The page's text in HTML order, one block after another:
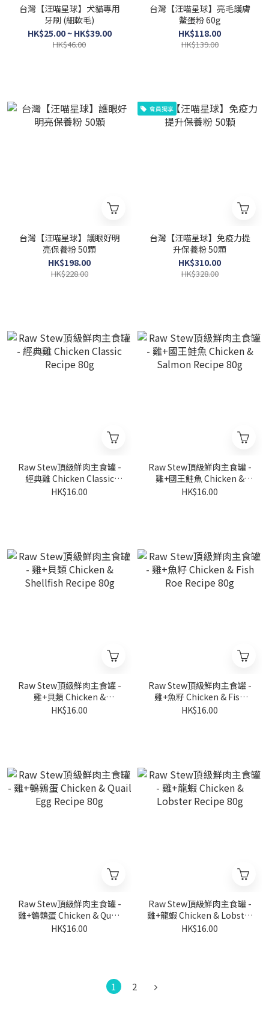
台灣【汪喵星球】犬貓專用
牙刷 (細軟毛)
HK$25.00 ~ HK$39.00
HK$46.00
台灣【汪喵星球】亮毛護膚
鱉蛋粉 60g
HK$118.00
HK$139.00
台灣【汪喵星球】護眼好明
亮保養粉 50顆
HK$198.00
HK$228.00
會員獨享
台灣【汪喵星球】免疫力提
升保養粉 50顆
HK$310.00
HK$328.00
Raw Stew頂級鮮肉主食罐 -
經典雞 Chicken Classic
Recipe 80g
HK$16.00
Raw Stew頂級鮮肉主食罐 -
雞+國王鮭魚 Chicken &
Salmon Recipe 80g
HK$16.00
Raw Stew頂級鮮肉主食罐 -
雞+貝類 Chicken &
Shellfish Recipe 80g
HK$16.00
Raw Stew頂級鮮肉主食罐 -
雞+魚籽 Chicken & Fish
Roe Recipe 80g
HK$16.00
Raw Stew頂級鮮肉主食罐 -
雞+鵪鶉蛋 Chicken & Quail
Egg Recipe 80g
HK$16.00
Raw Stew頂級鮮肉主食罐 -
雞+龍蝦 Chicken & Lobster
Recipe 80g
HK$16.00
1 2